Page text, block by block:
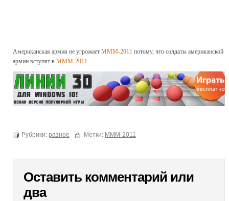
Американская армия не угрожает МММ-2011 потому, что солдаты американской
армии вступят в МММ-2011.
Рубрики: разное Метки: МММ-2011
Оставить комментарий или
два